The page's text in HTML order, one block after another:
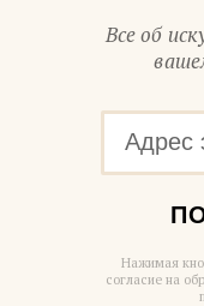
Все об
Нажимая
согласие на